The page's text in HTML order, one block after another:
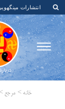
انتشارات
خانه > مرجع >